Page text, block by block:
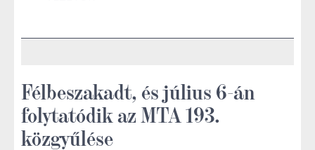
Félbeszakadt, és július 6-án
folytatódik az MTA 193.
közgyűlése